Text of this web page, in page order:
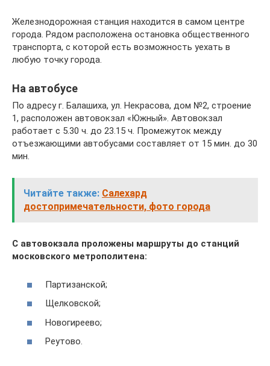
Железнодорожная станция находится в самом центре
города. Рядом расположена остановка общественного
транспорта, с которой есть возможность уехать в
любую точку города.
На автобусе
По адресу г. Балашиха, ул. Некрасова, дом №2, строение
1, расположен автовокзал «Южный». Автовокзал
работает с 5.30 ч. до 23.15 ч. Промежуток между
отъезжающими автобусами составляет от 15 мин. до 30
мин.
Читайте также: Салехард
достопримечательности, фото города
С автовокзала проложены маршруты до станций
московского метрополитена:
Партизанской;
Щелковской;
Новогиреево;
Реутово.